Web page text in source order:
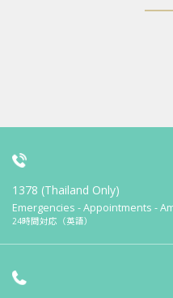
1378 (Thailand Only)
Emergencies - Appointments -
24時間対応（英語）